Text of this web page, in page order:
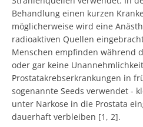
Behandlung einen kurzen
möglicherweise wird eine
radioaktiven Quellen
Menschen empfinden während
oder gar keine
Prostatakrebserkrankungen in
sogenannte Seeds verwendet -
unter Narkose in die Prostata
dauerhaft verbleiben [1, 2].